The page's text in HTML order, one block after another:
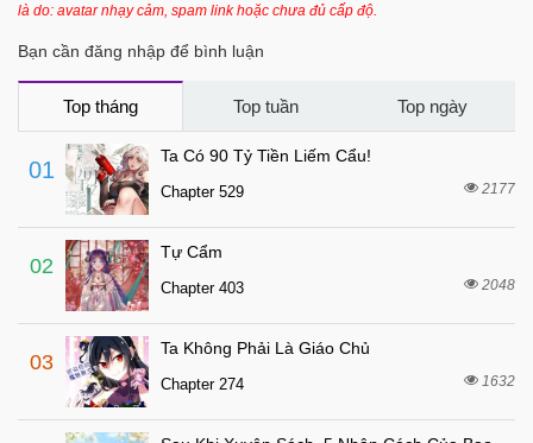
7 tháng trước
Chapter 55 7 tháng trước
Chapter 54
Chapter 53
Chapter 52
Chapter 51
Chapter 50.1
Chapter 50
Chapter 49.9
Chapter 49.8
là do: avatar nhạy cảm, spam link hoặc chưa đủ cấp độ.
Bạn cần đăng nhập để bình luận
Top tháng Top tuần Top ngày
01
Ta Có 90 Tỷ Tiền Liếm Cẩu!
Chapter 529 2177
02
Tự Cẩm
Chapter 403 2048
03
Ta Không Phải Là Giáo Chủ
Chapter 274 1632